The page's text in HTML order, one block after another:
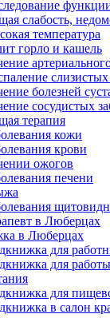
слабость,
температура
горло и кашель
болезней
сосудистых
терапия
кожи
крови
ожогов
печени
в Люберцах
в Люберцах
для
для
для
в салон